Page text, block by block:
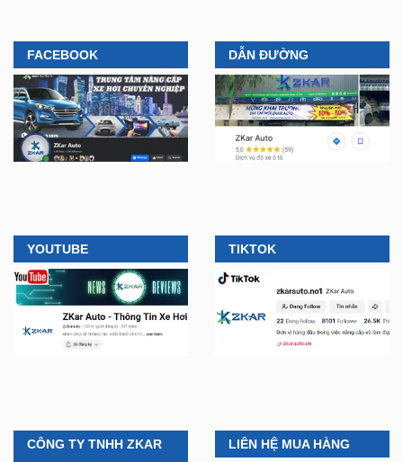
FACEBOOK DẪN ĐƯỜNG
YOUTUBE TIKTOK
CÔNG TY TNHH ZKAR
LIÊN HỆ MUA HÀNG